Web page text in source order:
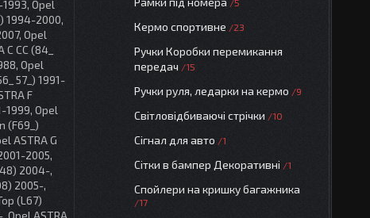
1993, Opel
1994-2000,
Opel
CC (84_
Opel
57_) 1991-
F
1999, Opel
(F69_)
ASTRA G
2005,
2004-,
2005-,
(L67)
Opel ASTRA
5
Кермо спортивне 23
Ручки Коробки перемикання
передач
15
Ручки руля, ледарки на кермо 9
Світловідбиваючі стрічки 10
Сігнал для авто 1
Сітки в бампер Декоративні 1
Спойлери на кришку багажника
17